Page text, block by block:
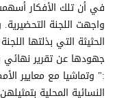
في أن تلك الأفكار
واجهت اللجنة
الحثيثة التي بذلتها
جهودها عن تقرير
:" وتماشيا مع معايير
النسائية المحلية